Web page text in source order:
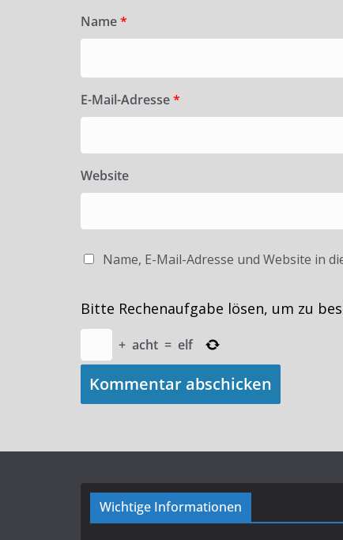
Name*
E-Mail-Adresse*
Website
Name, E-Mail-Adresse und Website in
Bitte Rechenaufgabe lösen, um zu
+ acht = elf
Wichtige Informationen